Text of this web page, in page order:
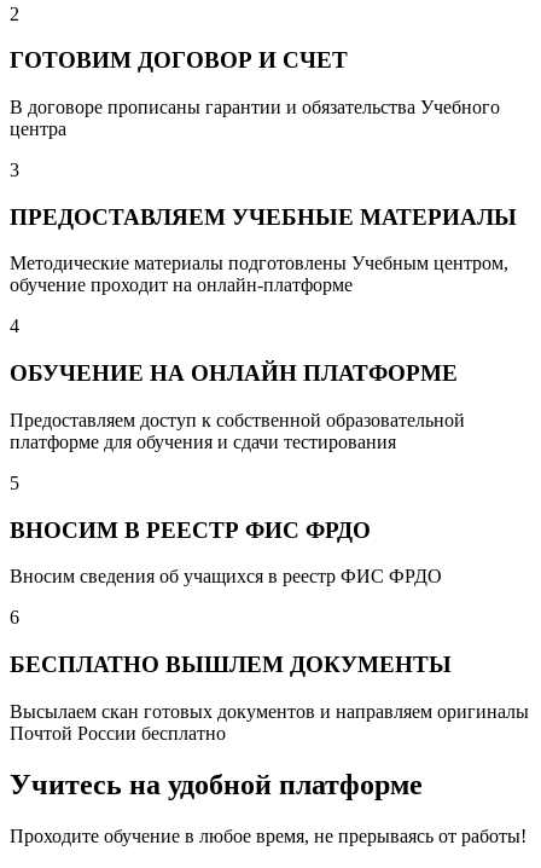
2
ГОТОВИМ ДОГОВОР И СЧЕТ
В договоре прописаны гарантии и обязательства Учебного
центра
3
ПРЕДОСТАВЛЯЕМ УЧЕБНЫЕ МАТЕРИАЛЫ
Методические материалы подготовлены Учебным центром,
обучение проходит на онлайн-платформе
4
ОБУЧЕНИЕ НА ОНЛАЙН ПЛАТФОРМЕ
Предоставляем доступ к собственной образовательной
платформе для обучения и сдачи тестирования
5
ВНОСИМ В РЕЕСТР ФИС ФРДО
Вносим сведения об учащихся в реестр ФИС ФРДО
6
БЕСПЛАТНО ВЫШЛЕМ ДОКУМЕНТЫ
Высылаем скан готовых документов и направляем оригиналы
Почтой России бесплатно
Учитесь на удобной платформе
Проходите обучение в любое время, не прерываясь от работы!